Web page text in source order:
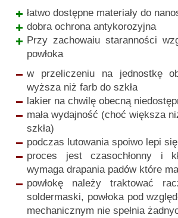
łatwo dostępne materiały do
dobra ochrona antykorozyjna
Przy zachowaiu staranności
powłoka
w przeliczeniu na jednostkę
wyższa niż farb do szkła
lakier na chwilę obecną
mała wydajność (choć większa
szkła)
podczas lutowania spoiwo lepi
proces jest czasochłonny i
wymaga drapania padów które
powłokę należy traktować
soldermaski, powłoka pod
mechanicznym nie spełnia